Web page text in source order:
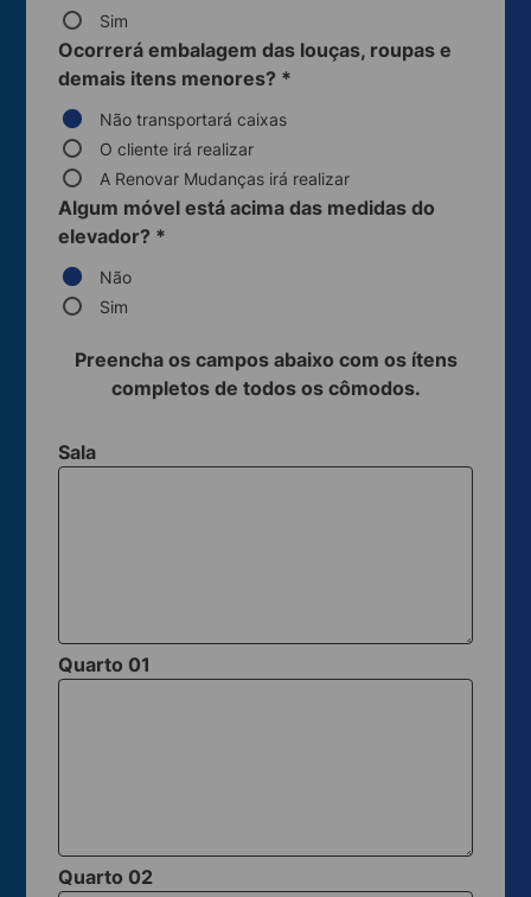
Sim
Ocorrerá embalagem das louças, roupas e
demais itens menores? *
Não transportará caixas
O cliente irá realizar
A Renovar Mudanças irá realizar
Algum móvel está acima das medidas do
elevador? *
Não
Sim
Preencha os campos abaixo com os ítens
completos de todos os cômodos.
Sala
Quarto 01
Quarto 02